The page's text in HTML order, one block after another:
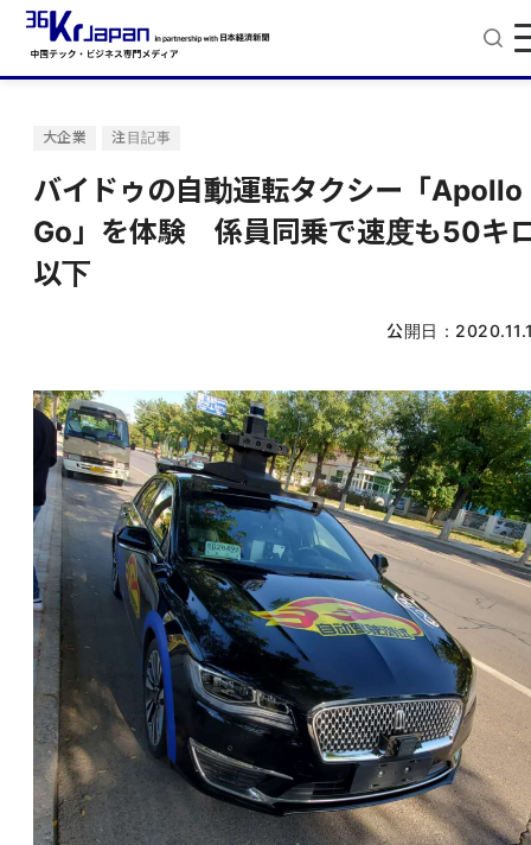
大企業 注目記事
バイドゥの自動運転タクシー「Apollo
Go」を体験 係員同乗で速度も50キ
以下
公開日：